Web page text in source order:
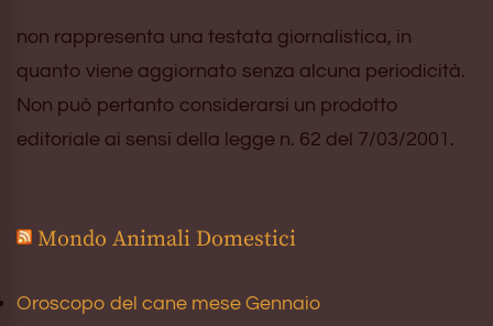
non rappresenta una testata giornalistica, in
quanto viene aggiornato senza alcuna periodicità.
Non può pertanto considerarsi un prodotto
editoriale ai sensi della legge n. 62 del 7/03/2001.
Mondo Animali Domestici
Oroscopo del cane mese Gennaio